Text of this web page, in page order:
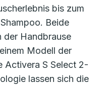
bis zum
Beide
der Handbrause
Modell der
Activera S Select 2-
lassen sich die